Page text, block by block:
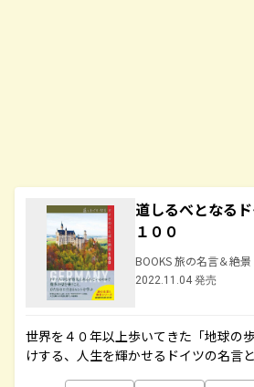
道しるべとなる
１００
BOOKS 旅の名言＆絶景
2022.11.04 発売
世界を４０年以上歩いてきた「地球の
けする、人生を輝かせるドイツの名言